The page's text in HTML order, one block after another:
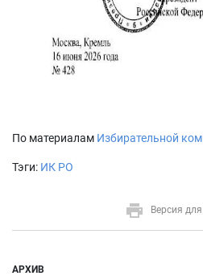
По материалам Избирательной
Тэги: ИК РО
Версия
АРХИВ